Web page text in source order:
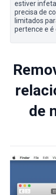
estiver
precisa de
limitados
pertence e é
de